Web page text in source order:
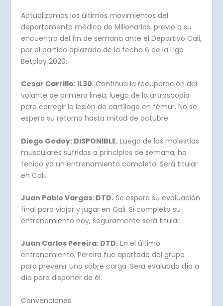
Actualizamos los últimos movimientos del
departamento médico de Millonarios, previo a su
encuentro del fin de semana ante el Deportivo Cali,
por el partido aplazado de la fecha 6 de la Liga
Betplay 2020:
Cesar Carrillo: IL30. Continua la recuperación del
volante de primera linea, luego de la artroscopia
para corregir la lesión de cartílago en fémur. No se
espera su retorno hasta mitad de octubre.
Diego Godoy: DISPONIBLE. Luego de las molestias
musculares sufridas a principios de semana, ha
tenido ya un entrenamiento completo. Será titular
en Cali.
Juan Pablo Vargas: DTD. Se espera su evaluación
final para viajar y jugar en Cali. Si completa su
entrenamiento hoy, seguramente será titular.
Juan Carlos Pereira: DTD. En el último
entrenamiento, Pereira fue apartado del grupo
para prevenir una sobre carga. Sera evaluado día a
día para disponer de él.
Convenciones: